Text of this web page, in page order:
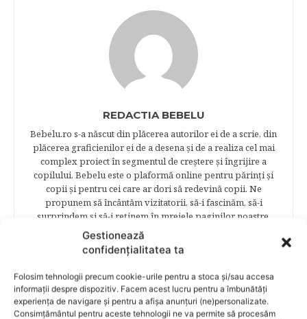
Gestionează
confidențialitatea ta
Folosim tehnologii precum cookie-urile pentru a stoca și/sau accesa
informații despre dispozitiv. Facem acest lucru pentru a îmbunătăți
experiența de navigare și pentru a afișa anunțuri (ne)personalizate.
Consimțământul pentru aceste tehnologii ne va permite să procesăm
REDACTIA BEBELU
Bebelu.ro s-a născut din plăcerea autorilor ei de a scrie, din
plăcerea graficienilor ei de a desena şi de a realiza cel mai
complex proiect în segmentul de creştere şi îngrijire a
copilului. Bebelu este o plaformă online pentru părinţi şi
copii şi pentru cei care ar dori să redevină copii. Ne
propunem să încântăm vizitatorii, să-i fascinăm, să-i
surprindem şi să-i reţinem în mrejele paginilor noastre.​
Publicația Bebelu a apărut în anul 2014, pentru a oferi unor
oameni capabili dintr-o ţară frumoasă posibilitatea de a-şi
demonstra talentele, a-şi oferi serviciile, echipa colaborând
în acelaşi timp cu 16 specialişti în domeniile de maxim
interes, astfel că aici veţi identifica o serie întreagă de
recomandări şi informaţii foarte bine structurate, aşa încât
să obtineţi ceea ce vă doriţi – o informaţie corectă, clară şi